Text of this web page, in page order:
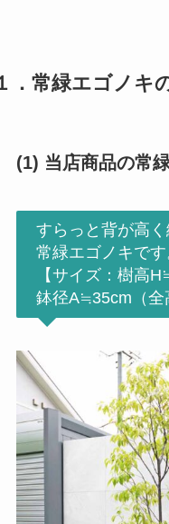
．常緑エゴノキ
(1) 当店商品の常
すらっと背が高
常緑エゴノキです
【サイズ：樹高
鉢径A≒35cm（全